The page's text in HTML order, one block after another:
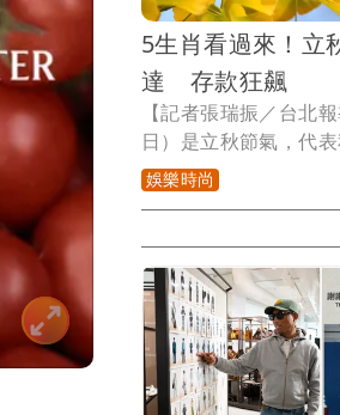
5生肖看過來！立
達 存款狂飆
【記者張瑞振／台北
日）是立秋節氣，代
過，因台灣氣候依然
虎」的現象，後續天氣
息，秋天本就是收割
上一點也沒錯，隨著節
賺錢雷達突然變得無
發期，小孟塔羅雲蔚
肖能在這波換季黃金
衝。
娛樂時尚